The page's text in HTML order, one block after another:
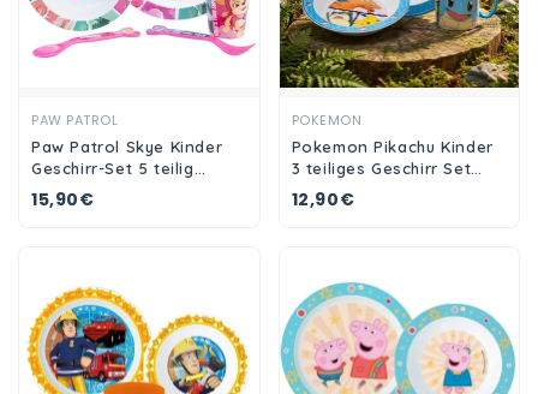
Ansehen
PAW PATROL
Paw Patrol Skye Kinder
Geschirr-Set 5 teilig
Becher Teller Schüssel
Besteck
15,90€
POKEMON
Pokemon Pikachu Kinder
3 teiliges Geschirr Set
Teller und Schüssel
Becher
12,90€